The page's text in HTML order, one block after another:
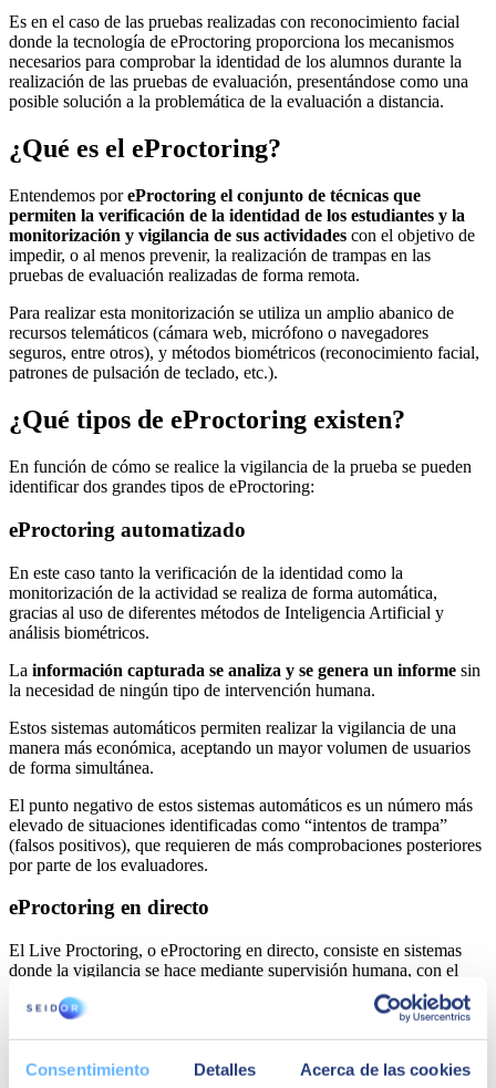
Consentimiento Detalles Acerca de las cookies
Es en el caso de las pruebas realizadas con reconocimiento facial
donde la tecnología de eProctoring proporciona los mecanismos
necesarios para comprobar la identidad de los alumnos durante la
realización de las pruebas de evaluación, presentándose como una
posible solución a la problemática de la evaluación a distancia.
¿Qué es el eProctoring?
Entendemos poreProctoring el conjunto de técnicas que
permiten la verificación de la identidad de los estudiantes y la
monitorización y vigilancia de sus actividades con el objetivo de
impedir, o al menos prevenir, la realización de trampas en las
pruebas de evaluación realizadas de forma remota.
Para realizar esta monitorización se utiliza un amplio abanico de
recursos telemáticos (cámara web, micrófono o navegadores
seguros, entre otros), y métodos biométricos (reconocimiento facial,
patrones de pulsación de teclado, etc.).
¿Qué tipos de eProctoring existen?
En función de cómo se realice la vigilancia de la prueba se pueden
identificar dos grandes tipos de eProctoring:
eProctoring automatizado
En este caso tanto la verificación de la identidad como la
monitorización de la actividad se realiza de forma automática,
gracias al uso de diferentes métodos de Inteligencia Artificial y
análisis biométricos.
La información capturada se analiza y se genera un informe sin
la necesidad de ningún tipo de intervención humana.
Estos sistemas automáticos permiten realizar la vigilancia de una
manera más económica, aceptando un mayor volumen de usuarios
de forma simultánea.
El punto negativo de estos sistemas automáticos es un número más
elevado de situaciones identificadas como “intentos de trampa”
(falsos positivos), que requieren de más comprobaciones posteriores
por parte de los evaluadores.
eProctoring en directo
El Live Proctoring, o eProctoring en directo, consiste en sistemas
donde la vigilancia se hace mediante supervisión humana, con el
apoyo de mecanismos de Inteligencia Artificial. El vigilante puede
ver al estudiante a través de su webcam, puede tener acceso a su
de poder controlar a varios estudiantes a la vez, los sistemas de IA se